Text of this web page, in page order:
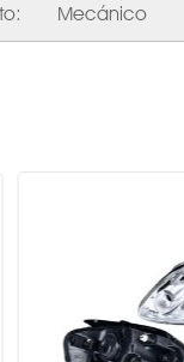
Mecánico